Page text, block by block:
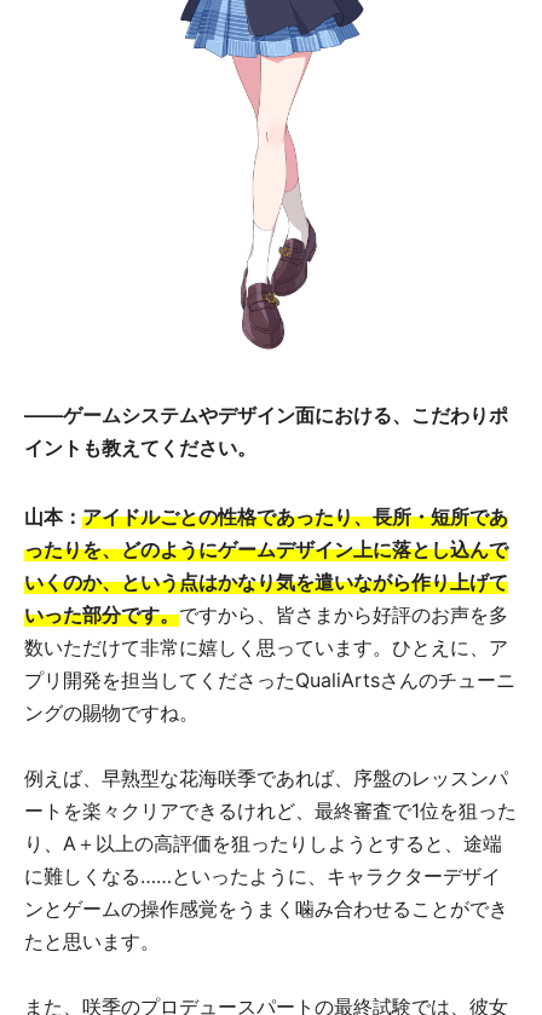
――ゲームシステムやデザイン面における、こだわりポ
イントも教えてください。
山本： アイドルごとの性格であったり、長所・短所であ
ったりを、どのようにゲームデザイン上に落とし込んで
いくのか、という点はかなり気を遣いながら作り上げて
いった部分です。ですから、皆さまから好評のお声を多
数いただけて非常に嬉しく思っています。ひとえに、ア
プリ開発を担当してくださったQualiArtsさんのチューニ
ングの賜物ですね。
例えば、早熟型な花海咲季であれば、序盤のレッスンパ
ートを楽々クリアできるけれど、最終審査で1位を狙った
り、A＋以上の高評価を狙ったりしようとすると、途端
に難しくなる……といったように、キャラクターデザイ
ンとゲームの操作感覚をうまく噛み合わせることができ
たと思います。
また、咲季のプロデュースパートの最終試験では、彼女